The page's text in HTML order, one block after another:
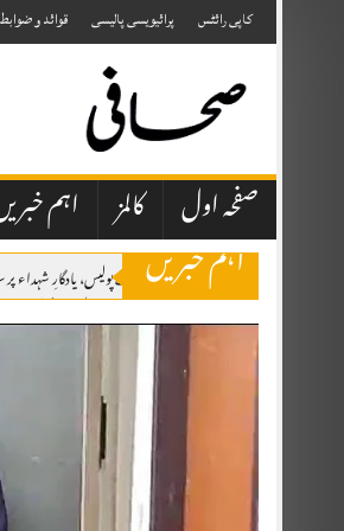
to
content
کاپی رائٹس پرائیویسی پالیسی قوائد و ضوابط
صفحہ اول کالمز اہم
اہم خبریں
اٹک میں یومِ شہدائے پولیس، یادگارِ
برسلز: مسئلہ کشمیر کو عالمی سطح پر اجاگر